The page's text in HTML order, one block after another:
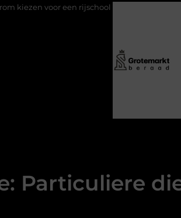
een rijschool in Utrecht?
Particuliere